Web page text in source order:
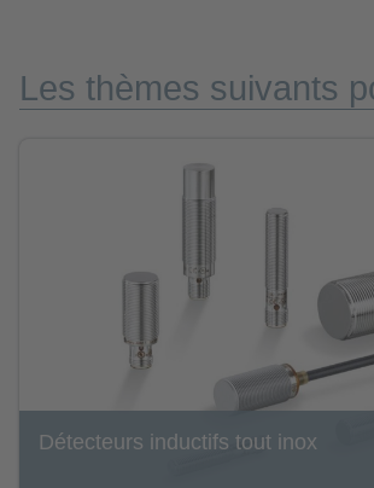
Les thèmes suivants
Détecteurs inductifs tout inox